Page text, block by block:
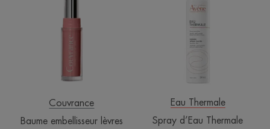
Nude
tendre
Couvrance
Baume embellisseur lèvres
Thermale
Eau Thermale
Spray d’Eau Thermale